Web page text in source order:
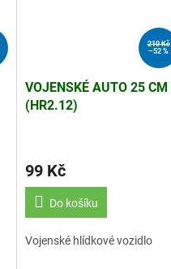
210 Kč
–52 %
VOJENSKÉ AUTO 25 CM
(HR2.12)
99 Kč
Do košíku
Vojenské hlídkové vozidlo